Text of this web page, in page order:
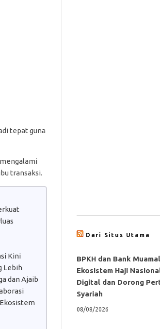
tepat guna
transaksi.
Kini
Lebih
dan Ajaib
Dari Situs Utama
BPKH dan Bank
Ekosistem Haji
Digital dan Dorong
Syariah
08/08/2026